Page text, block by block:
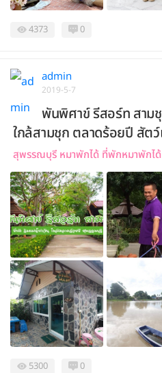
4373 0
admin
2019-5-7
พันพิศาข์ รีสอร์ท สาม
ใกล้สามชุก ตลาดร้อยปี สัต
สุพรรณบุรี หมาพักได้ ที่พักหมาพักได้
5300 0